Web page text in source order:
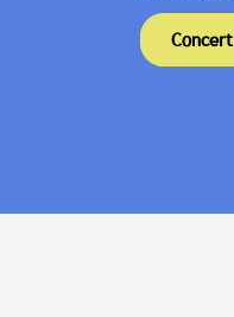
Concert